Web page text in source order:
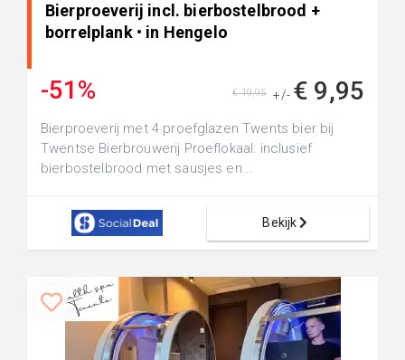
Bierproeverij incl. bierbostelbrood +
borrelplank • in Hengelo
-51% +/- € 9,95
€ 19,95
Bierproeverij met 4 proefglazen Twents bier bij
Twentse Bierbrouwerij Proeflokaal: inclusief
bierbostelbrood met sausjes en...
Bekijk